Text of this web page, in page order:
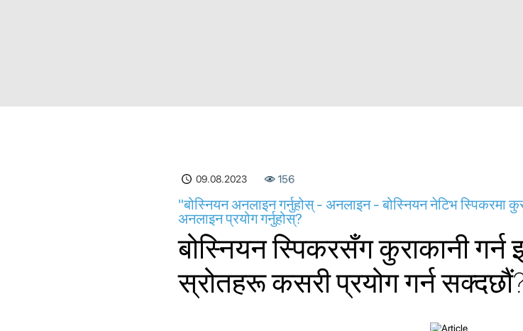
09.08.2023 156
"बोस्नियन अनलाइन गर्नुहोस् - अनलाइन - बोस्नियन नेटिभ स्पिकरमा
अनलाइन प्रयोग गर्नुहोस्?
बोस्नियन स्पिकरसँग कुराकानी गर्न
स्रोतहरू कसरी प्रयोग गर्न